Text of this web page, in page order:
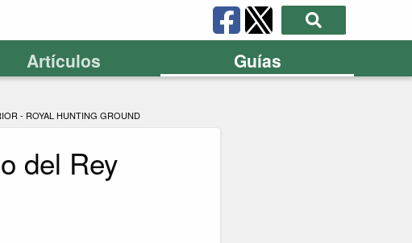
Artículos Guías
- ROYAL HUNTING GROUND
del Rey